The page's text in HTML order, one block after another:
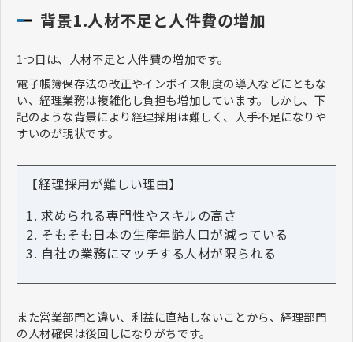
背景1.人材不足と人件費の増加
1つ目は、人材不足と人件費の増加です。
電子帳簿保存法の改正やインボイス制度の導入などにともな
い、経理業務は複雑化し負担も増加しています。しかし、下
記のような背景により経理採用は難しく、人手不足になりや
すいのが現状です。
【経理採用が難しい理由】
求められる専門性やスキルの高さ
そもそも日本の生産年齢人口が減っている
自社の業務にマッチする人材が限られる
また営業部門と違い、利益に直結しないことから、経理部門
の人材確保は後回しになりがちです。